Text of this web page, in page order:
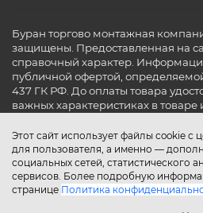
Этот сайт использует файлы cookie с
для пользователя, а именно —
социальных сетей, статистического
сервисов. Более подробную
странице Политика
Буран торгово монтажная
защищены. Предоставленная на
справочный характер.
публичной офертой,
437 ГК РФ. До оплаты товара
важных характеристиках в товаре